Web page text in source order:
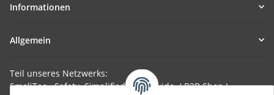
Informationen
Allgemein
Teil unseres Netzwerks:
SmoliTec - Safety. Simplified. Worldwide. ( B2B Shop )